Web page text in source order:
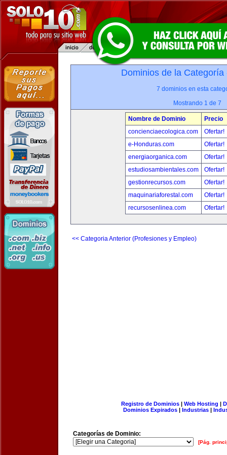
Dominios de la
7 dominios en esta
Mostrando 1 de 7
Nombre de Dominio
Precio
concienciaecologica.com
Ofertar!
e-Honduras.com
Ofertar!
energiaorganica.com
Ofertar!
estudiosambientales.com
Ofertar!
gestionrecursos.com
Ofertar!
maquinariaforestal.com
Ofertar!
recursosenlinea.com
Ofertar!
<< Categoria Anterior (Profesiones y Empleo)
Registro de Dominios| Web Hosting |
Dominios Expirados | Industrias |
Categorías de Dominio:
[Pág.